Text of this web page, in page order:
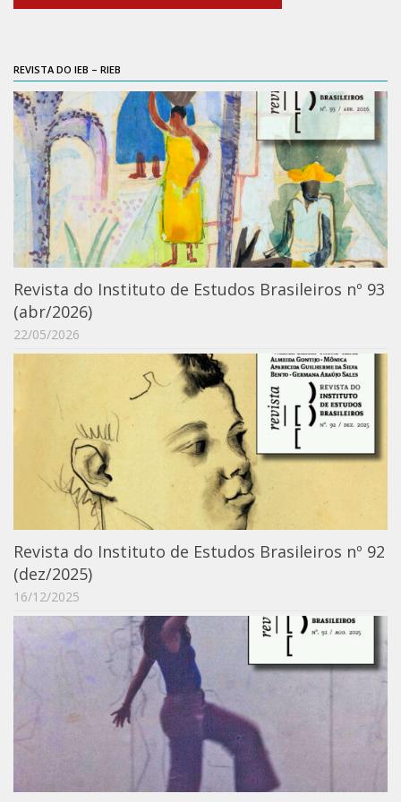
6º CIEAMP
científico
Movimentos Estudantis
Biblioteca
Sobre
Biblioteca Digital
Dedalus
Mecila
Red BAALC
Coleção de Artes Visuais
Catálogo on-line
Exposições Passadas
Aquisição de Acervo
Educativo
Guia do IEB
Reprodução
Extroversão
Projeto Brasil-África
Projeto Brasil Ciência
Dicionários
Medicina
REVISTA DO IEB – RIEB
Revista do Instituto de Estudos Brasileiros nº 93
(abr/2026)
22/05/2026
Revista do Instituto de Estudos Brasileiros nº 92
(dez/2025)
16/12/2025